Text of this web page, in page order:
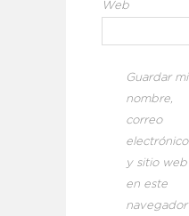
Web
Guardar mi
nombre,
correo
electrónico
y sitio web
en este
navegador